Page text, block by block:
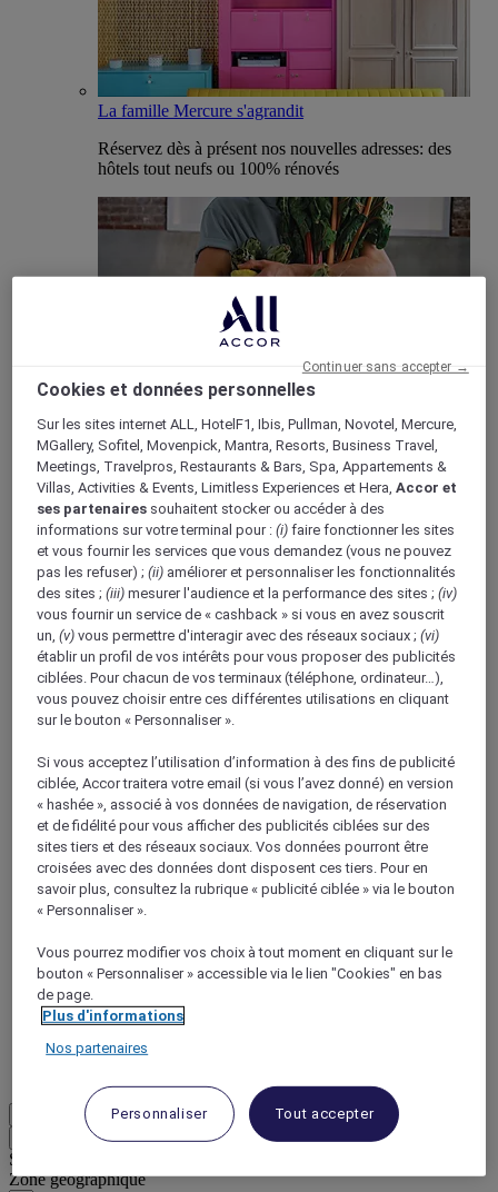
La famille Mercure s'agrandit
Réservez dès à présent nos nouvelles adresses: des
hôtels tout neufs ou 100% rénovés
Bons & vivants
Mise en avant du concept “Bons & Vivants” de
Mercure, axé sur la culture locale et la gastronomie.
Boutique Mercure
Programme de fidélité
Retour
Découvrir le programme
Abonnements ALL Accor+
15% de réduction toute l'annéesur vos séjours dans
DÉCOUVRIR
Sélectionnez votre zone et votre langue ci-dessous
Zone géographique
Cookies et données personnelles
Sur les sites internet ALL, HotelF1, Ibis, Pullman, Novotel, Mercure,
MGallery, Sofitel, Movenpick, Mantra, Resorts, Business Travel,
Meetings, Travelpros, Restaurants & Bars, Spa, Appartements &
Villas, Activities & Events, Limitless Experiences et Hera,Accor et
ses partenaires souhaitent stocker ou accéder à des
informations sur votre terminal pour :(i) faire fonctionner les sites
et vous fournir les services que vous demandez (vous ne pouvez
pas les refuser) ;(ii) améliorer et personnaliser les fonctionnalités
des sites ;(iii) mesurer l'audience et la performance des sites ;(iv)
vous fournir un service de « cashback » si vous en avez souscrit
un,(v) vous permettre d'interagir avec des réseaux sociaux ;(vi)
établir un profil de vos intérêts pour vous proposer des publicités
ciblées. Pour chacun de vos terminaux (téléphone, ordinateur…),
vous pouvez choisir entre ces différentes utilisations en cliquant
sur le bouton « Personnaliser ».
Si vous acceptez l’utilisation d’information à des fins de publicité
ciblée, Accor traitera votre email (si vous l’avez donné) en version
« hashée », associé à vos données de navigation, de réservation
et de fidélité pour vous afficher des publicités ciblées sur des
sites tiers et des réseaux sociaux. Vos données pourront être
croisées avec des données dont disposent ces tiers. Pour en
savoir plus, consultez la rubrique « publicité ciblée » via le bouton
« Personnaliser ».
Vous pourrez modifier vos choix à tout moment en cliquant sur le
bouton « Personnaliser » accessible via le lien "Cookies" en bas
de page.
Plus d'informations
Nos partenaires
Personnaliser Tout accepter
Continuer sans accepter →